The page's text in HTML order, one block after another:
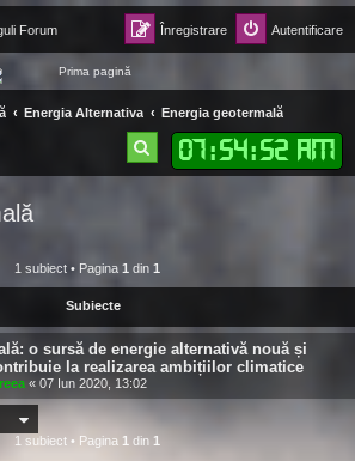
Forum Autentificare
Înregistrare
Energia Alternativa Energia geotermală
07:54:53 AM
ă
1 subiect • Pagina 1 din 1
Subiecte
o sursă de energie alternativă nouă și
la realizarea ambițiilor climatice
« 07 Iun 2020, 13:02
1 subiect • Pagina 1 din 1